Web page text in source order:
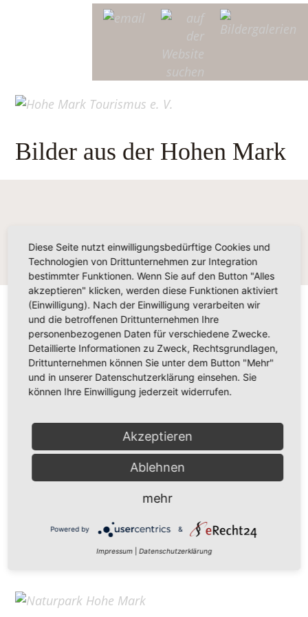
Bilder aus der Hohen Mark
Hohe Mark Tourismus e. V.
Redderstraße 421,45711 Datteln
Fon: +49 (0)2363 377 0
info@hohe-mark-tourismus.de
Datenschutz
Home
Diese Seite nutzt einwilligungsbedürftige Cookies und
Technologien von Drittunternehmen zur Integration
bestimmter Funktionen. Wenn Sie auf den Button "Alles
akzeptieren" klicken, werden diese Funktionen aktiviert
(Einwilligung). Nach der Einwilligung verarbeiten wir
und die betroffenen Drittunternehmen Ihre
personenbezogenen Daten für verschiedene Zwecke.
Detaillierte Informationen zu Zweck, Rechtsgrundlagen,
Drittunternehmen können Sie unter dem Button "Mehr"
und in unserer Datenschutzerklärung einsehen. Sie
können Ihre Einwilligung jederzeit widerrufen.
Akzeptieren
Ablehnen
mehr
Powered by &
Impressum Datenschutzerklärung